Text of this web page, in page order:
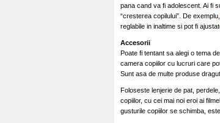
pana cand va fi adolescent. Ai fi
“cresterea copilului”. De exemplu,
reglabile in inaltime si pot fi
Accesorii
Poate fi tentant sa alegi o tema
camera copiilor cu lucruri care
Sunt asa de multe produse
Foloseste lenjerie de pat,
copiilor, cu cei mai noi eroi ai
gusturile copiilor se schimba,